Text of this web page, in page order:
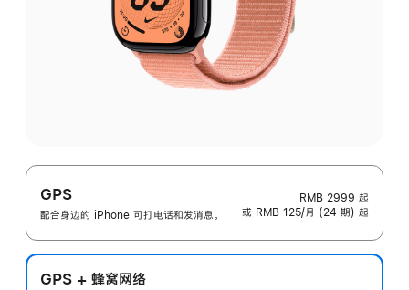
GPS
配合身边的 iPhone 可打电话和发消息。
RMB 2999 起
或 RMB 125/月 (24 期) 起
GPS + 蜂窝网络